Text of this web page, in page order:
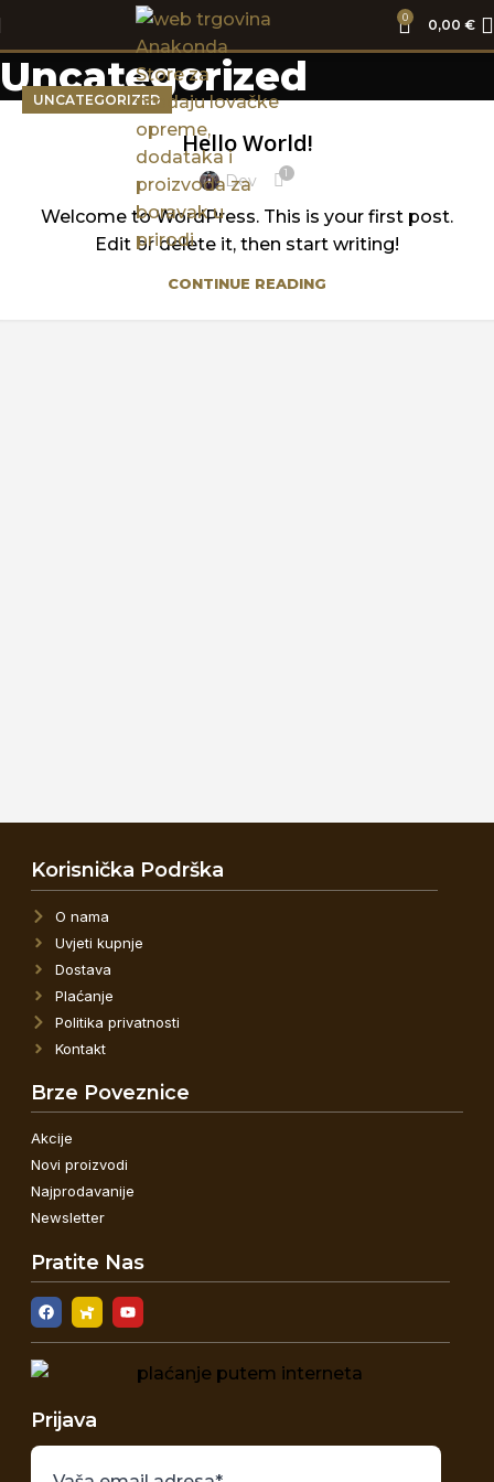
0 0,00 €
Uncategorized
UNCATEGORIZED
Hello World!
Dev 1
Welcome to WordPress. This is your first post.
Edit or delete it, then start writing!
CONTINUE READING
Korisnička Podrška
O nama
Uvjeti kupnje
Dostava
Plaćanje
Politika privatnosti
Kontakt
Brze Poveznice
Akcije
Novi proizvodi
Najprodavanije
Newsletter
Pratite Nas
Prijava